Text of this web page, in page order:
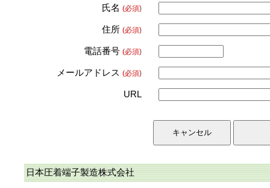
氏名 (必須)
住所 (必須)
電話番号 (必須)
メールアドレス (必須)
URL
日本圧着端子製造株式会社